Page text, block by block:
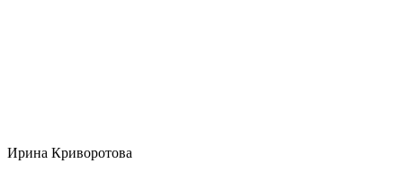
Ирина Криворотова